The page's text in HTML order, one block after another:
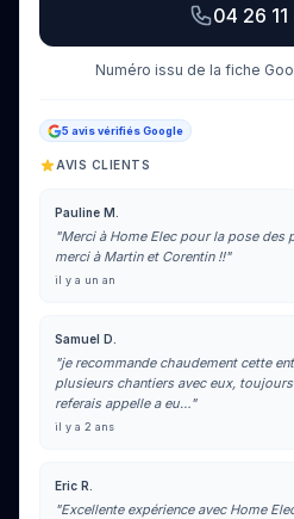
04 26
Numéro issu de la fiche
5 avis vérifiés Google
AVIS CLIENTS
Pauline M.
"Merci à Home Elec pour la pose des
merci à Martin et Corentin !!"
il y a un an
Samuel D.
"je recommande chaudement cette
plusieurs chantiers avec eux,
referais appelle a eu…"
il y a 2 ans
Eric R.
"Excellente expérience avec Home